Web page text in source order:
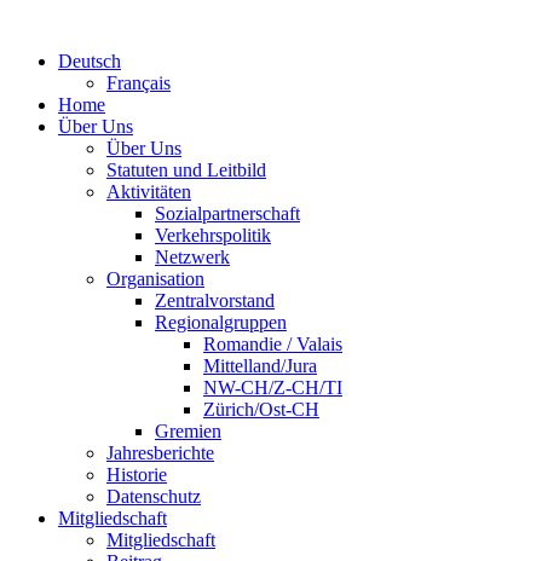
Deutsch
Français
Home
Über Uns
Über Uns
Statuten und Leitbild
Aktivitäten
Sozialpartnerschaft
Verkehrspolitik
Netzwerk
Organisation
Zentralvorstand
Regionalgruppen
Romandie / Valais
Mittelland/Jura
NW-CH/Z-CH/TI
Zürich/Ost-CH
Gremien
Jahresberichte
Historie
Datenschutz
Mitgliedschaft
Mitgliedschaft